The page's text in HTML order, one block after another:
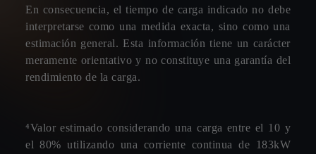
En consecuencia, el tiempo de carga indicado no debe
interpretarse como una medida exacta, sino como una
estimación general. Esta información tiene un carácter
meramente orientativo y no constituye una garantía del
rendimiento de la carga.
⁴Valor estimado considerando una carga entre el 10 y
el 80% utilizando una corriente continua de 183kW